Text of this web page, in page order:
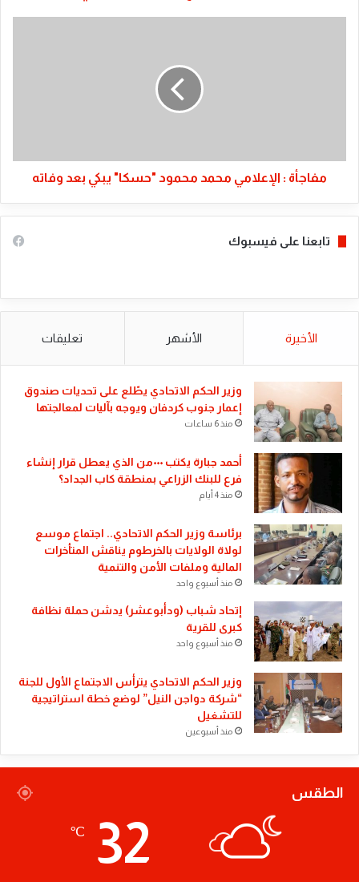
وفاته
مفاجأة : الإعلامي محمد محمود "حسكا" يبكي بعد وفاته
تابعنا على فيسبوك
الأخيرة الأشهر تعليقات
​وزير الحكم الاتحادي يطّلع على تحديات صندوق
إعمار جنوب كردفان ويوجه بآليات لمعالجتها
منذ 6 ساعات
أحمد جبارة يكتب ٠٠٠من الذي يعطل قرار إنشاء
فرع للبنك الزراعي بمنطقة كاب الجداد؟
منذ 4 أيام
​برئاسة وزير الحكم الاتحادي.. اجتماع موسع
لولاة الولايات بالخرطوم يناقش المتأخرات
المالية وملفات الأمن والتنمية
منذ أسبوع واحد
إتحاد شباب (ودأبوعشر) يدشن حملة نظافة
كبرى للقرية
منذ أسبوع واحد
وزير الحكم الاتحادي يترأس الاجتماع الأول للجنة
“شركة دواجن النيل” لوضع خطة استراتيجية
للتشغيل
منذ أسبوعين
الطقس
32
℃